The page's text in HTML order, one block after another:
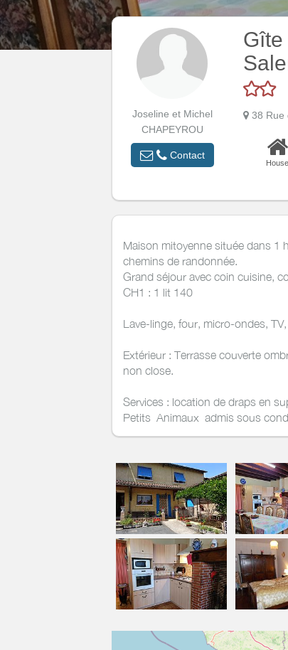
Joseline et Michel
CHAPEYROU
Contact
38 Rue
House
Maison mitoyenne située dans 1
chemins de randonnée.
Grand séjour avec coin cuisine,
CH1 : 1 lit 140
Lave-linge, four, micro-ondes,
Extérieur : Terrasse couverte
non close.
Services : location de draps en
Petits Animaux admis sous